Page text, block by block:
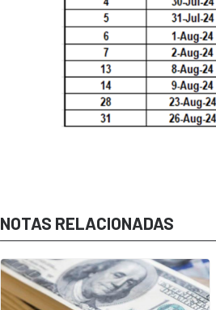
NOTAS RELACIONADAS